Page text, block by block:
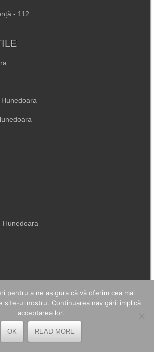
- 112
Hunedoara
pentru a ne asigura că vă oferim cea mai
site-ul nostru. Continuarea navigării implică
acceptarea lor.
OK READ MORE